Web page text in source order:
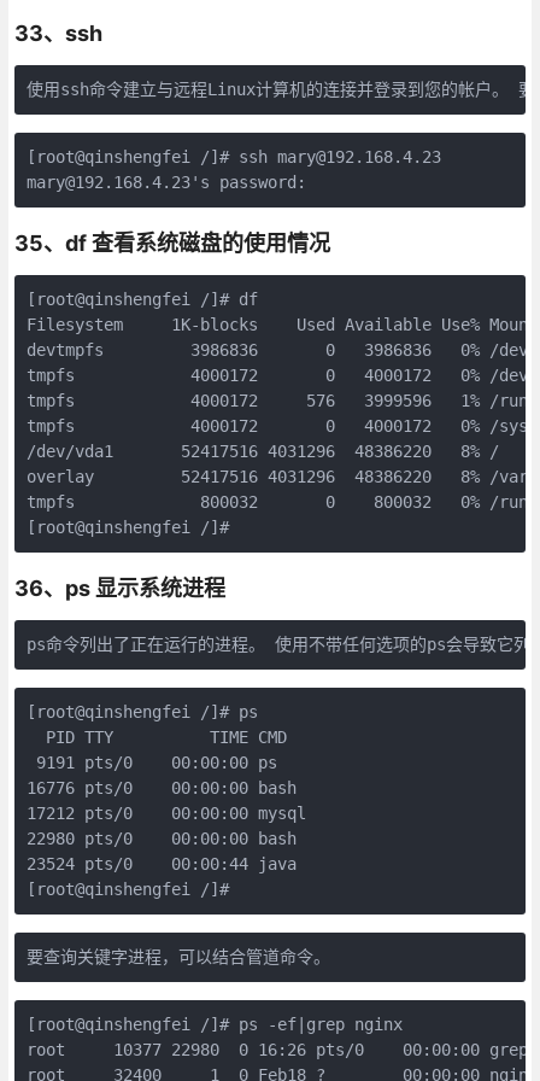
33、ssh
[root@qinshengfei /]# ssh mary@192.168.4.23
35、df 查看系统磁盘的使用情况
[root@qinshengfei /]# df
Filesystem     1K-blocks    Used Available Use%
devtmpfs         3986836       0   3986836   0% /dev
tmpfs            4000172       0   4000172   0% /dev/
tmpfs            4000172     576   3999596   1% /run
tmpfs            4000172       0   4000172   0% /sys/
/dev/vda1       52417516 4031296  48386220   8% /
overlay         52417516 4031296  48386220   8% /var/lib/
tmpfs             800032       0    800032   0% /run/
36、ps 显示系统进程
ps命令列出了正在运行的进程。 使用不带任何选项的ps会导致它
[root@qinshengfei /]# ps
  PID TTY          TIME CMD
9191 pts/0    00:00:00 ps
16776 pts/0    00:00:00 bash
17212 pts/0    00:00:00 mysql
22980 pts/0    00:00:00 bash
23524 pts/0    00:00:44 java
要查询关键字进程，可以结合管道命令。
[root@qinshengfei /]# ps -ef|grep nginx
root     10377 22980  0 16:26 pts/0    00:00:00 grep
root     32400     1  0 Feb18 ?        00:00:00